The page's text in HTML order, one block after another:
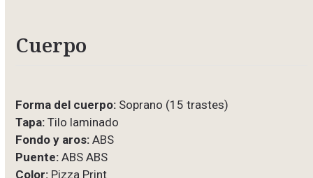
Cuerpo
Forma del cuerpo: Soprano (15 trastes)
Tapa: Tilo laminado
Fondo y aros: ABS
Puente: ABS ABS
Color: Pizza Print